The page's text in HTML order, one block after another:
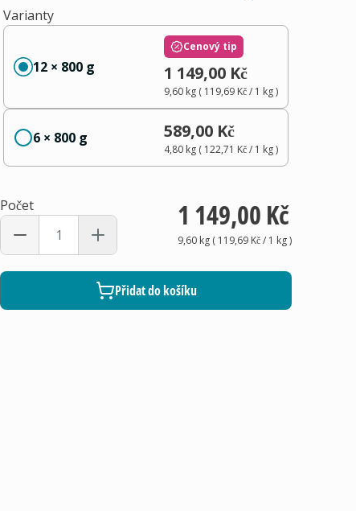
Varianty
12 × 800 g
Cenový tip
1 149,00 Kč
9,60 kg( 119,69 Kč/ 1 kg)
6 × 800 g 589,00 Kč
4,80 kg( 122,71 Kč/ 1 kg)
Počet 1 149,00 Kč
9,60 kg( 119,69 Kč/ 1 kg)
Přidat do košíku